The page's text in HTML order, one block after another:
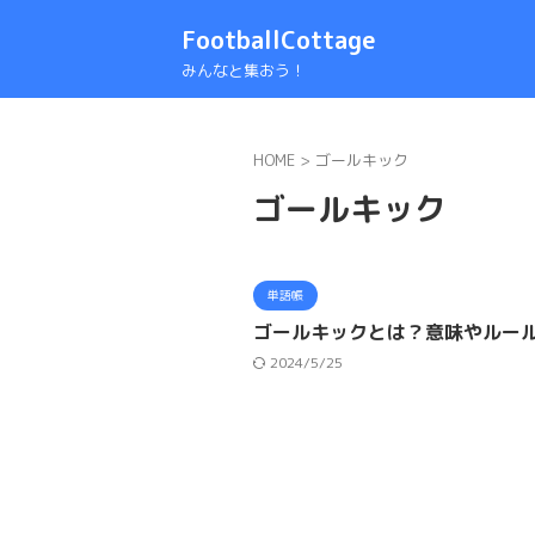
FootballCottage
みんなと集おう！
HOME > ゴールキック
ゴールキック
単語帳
ゴールキックとは？意味やルー
2024/5/25